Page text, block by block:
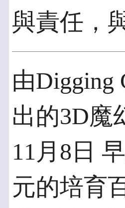
與責任，
由Digging
出的3D魔
11月8日
元的培育